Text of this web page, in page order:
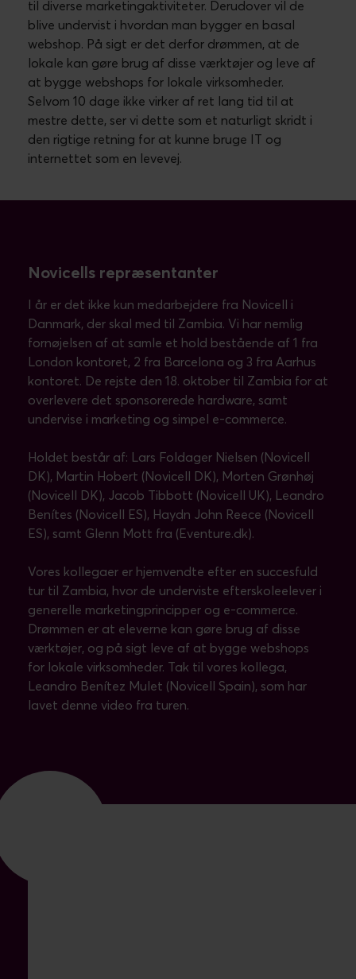
til diverse marketingaktiviteter. Derudover vil de
blive undervist i hvordan man bygger en basal
webshop. På sigt er det derfor drømmen, at de
lokale kan gøre brug af disse værktøjer og leve af
at bygge webshops for lokale virksomheder.
Selvom 10 dage ikke virker af ret lang tid til at
mestre dette, ser vi dette som et naturligt skridt i
den rigtige retning for at kunne bruge IT og
internettet som en levevej.
Novicells repræsentanter
I år er det ikke kun medarbejdere fra Novicell i
Danmark, der skal med til Zambia. Vi har nemlig
fornøjelsen af at samle et hold bestående af 1 fra
London kontoret, 2 fra Barcelona og 3 fra Aarhus
kontoret. De rejste den 18. oktober til Zambia for at
overlevere det sponsorerede hardware, samt
undervise i marketing og simpel e-commerce.
Holdet består af: Lars Foldager Nielsen (Novicell
DK), Martin Hobert (Novicell DK), Morten Grønhøj
(Novicell DK), Jacob Tibbott (Novicell UK), Leandro
Benítes (Novicell ES), Haydn John Reece (Novicell
ES), samt Glenn Mott fra (Eventure.dk).
Vores kollegaer er hjemvendte efter en succesfuld
tur til Zambia, hvor de underviste efterskoleelever i
generelle marketingprincipper og e-commerce.
Drømmen er at eleverne kan gøre brug af disse
værktøjer, og på sigt leve af at bygge webshops
for lokale virksomheder. Tak til vores kollega,
Leandro Benítez Mulet (Novicell Spain), som har
lavet denne video fra turen.